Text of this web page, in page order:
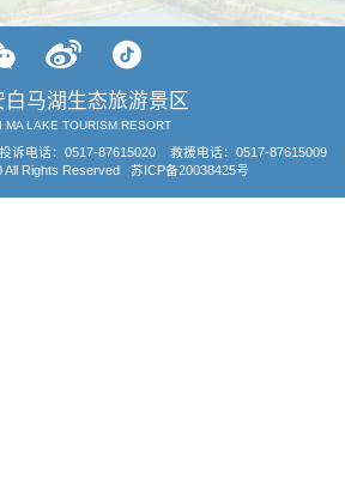
白马湖生态旅游景区
MA LAKE TOURISM RESORT
电话：0517-87615020 救援电话：0517-87615009
All Rights Reserved
苏ICP备20038425号